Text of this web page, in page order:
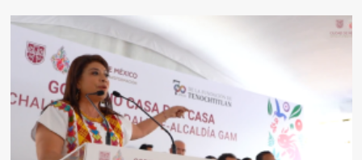
La
Jefa
de
Gobierno
Clara
Brugada
promete
reubicación
y
vivienda